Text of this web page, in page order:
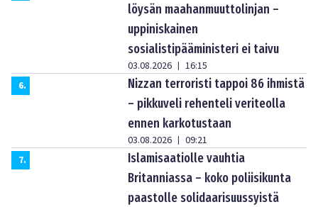
löysän maahanmuuttolinjan –
uppiniskainen
sosialistipääministeri ei taivu
03.08.2026 | 16:15
6.
Nizzan terroristi tappoi 86 ihmistä
– pikkuveli rehenteli veriteolla
ennen karkotustaan
03.08.2026 | 09:21
7.
Islamisaatiolle vauhtia
Britanniassa – koko poliisikunta
paastolle solidaarisuussyistä